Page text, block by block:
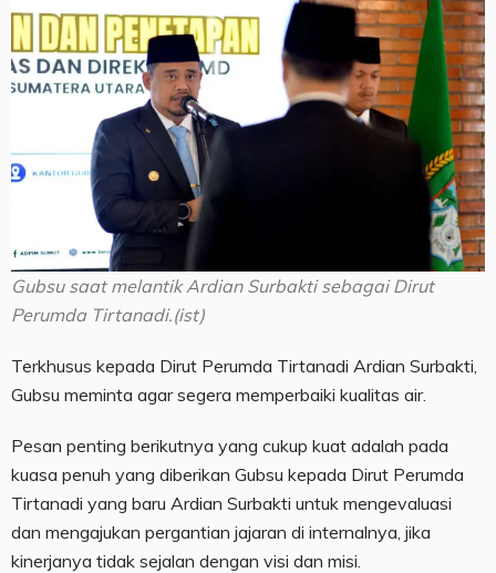
Gubsu saat melantik Ardian Surbakti sebagai Dirut
Perumda Tirtanadi.(ist)
Terkhusus kepada Dirut Perumda Tirtanadi Ardian Surbakti,
Gubsu meminta agar segera memperbaiki kualitas air.
Pesan penting berikutnya yang cukup kuat adalah pada
kuasa penuh yang diberikan Gubsu kepada Dirut Perumda
Tirtanadi yang baru Ardian Surbakti untuk mengevaluasi
dan mengajukan pergantian jajaran di internalnya, jika
kinerjanya tidak sejalan dengan visi dan misi.